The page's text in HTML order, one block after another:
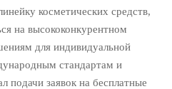
косметических средств,
на высококонкурентном
для индивидуальной
стандартам и
подачи заявок на бесплатные